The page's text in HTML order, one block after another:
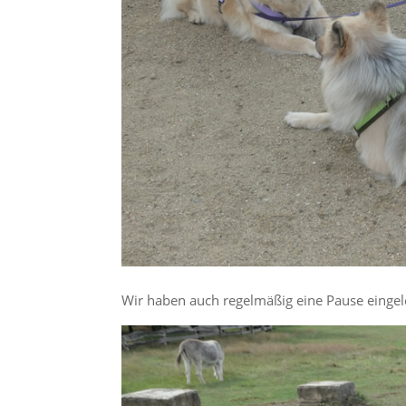
Wir haben auch regelmäßig eine Pause